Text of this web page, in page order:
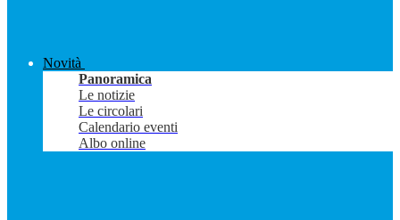
Novità
Panoramica
Le notizie
Le circolari
Calendario eventi
Albo online